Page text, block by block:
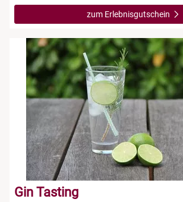
zum Erlebnisgutschein
Gin Tasting